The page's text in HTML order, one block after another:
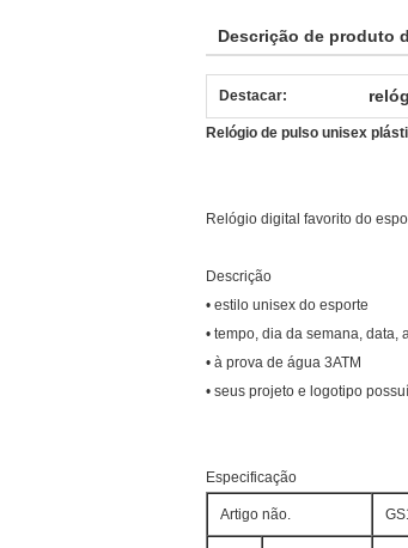
Descrição de produto
Destacar:
Relógio de pulso unisex
Relógio digital favorito do
Descrição
• estilo unisex do esporte
• tempo, dia da semana, data,
• à prova de água 3ATM
• seus projeto e logotipo
Especificação
Artigo não.